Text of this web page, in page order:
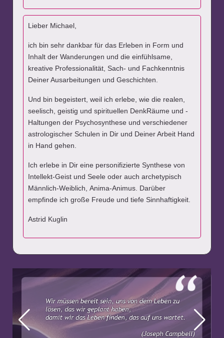
Lieber Michael,
ich bin sehr dankbar für das Erleben in Form und
Inhalt der Wanderungen und die einfühlsame,
kreative Professionalität, Sach- und Fachkenntnis
Deiner Ausarbeitungen und Geschichten.
Und bin begeistert, weil ich erlebe, wie die realen,
seelisch, geistig und spirituellen DenkRäume und -
Haltungen der Psychosynthese und verschiedener
astrologischer Schulen in Dir und Deiner Arbeit Hand
in Hand gehen.
Ich erlebe in Dir eine personifizierte Synthese von
Intellekt-Geist und Seele oder auch archetypisch
Männlich-Weiblich, Anima-Animus. Darüber
empfinde ich große Freude und tiefe Sinnhaftigkeit.
Astrid Kuglin